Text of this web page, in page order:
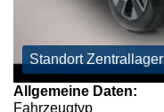
Standort Zentrallager
Allgemeine Daten:
Fahrzeugtyp